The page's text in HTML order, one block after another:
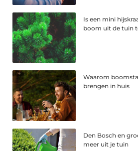
Is een mini
boom uit de tuin
Waarom
brengen in huis
Den Bosch en
meer uit je tuin